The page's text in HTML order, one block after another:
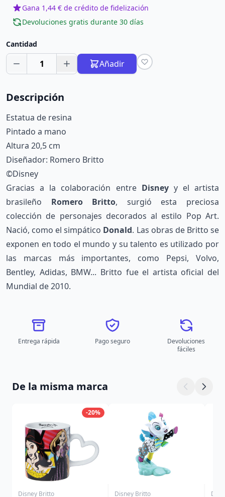
Gana 1,44 € de crédito de fidelización
Devoluciones gratis durante 30 días
Cantidad
1 Añadir
Descripción
Estatua de resina
Pintado a mano
Altura 20,5 cm
Diseñador: Romero Britto
©Disney
Gracias a la colaboración entre Disneyy el artista
brasileño Romero Britto, surgió esta preciosa
colección de personajes decorados al estilo Pop Art.
Nació, como el simpático Donald. Las obras de Britto se
exponen en todo el mundo y su talento es utilizado por
las marcas más importantes, como Pepsi, Volvo,
Bentley, Adidas, BMW... Britto fue el artista oficial del
Mundial de 2010.
Entrega rápida Pago seguro
Devoluciones
fáciles
De la misma marca
-20%
Disney Britto Disney Britto